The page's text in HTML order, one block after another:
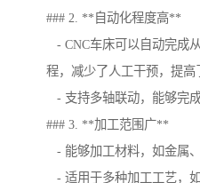
### 2. **自动化程度高**
- CNC车床可以自动完成
程，减少了人工干预，提高
- 支持多轴联动，能够完
### 3. **加工范围广**
- 能够加工材料，如金属
- 适用于多种加工工艺，